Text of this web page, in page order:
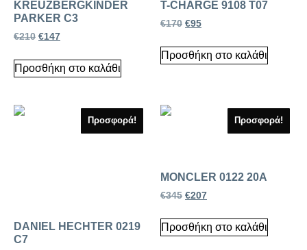
KREUZBERGKINDER
PARKER C3
€210 €147
Προσθήκη στο καλάθι
T-CHARGE 9108 T07
€170 €95
Προσθήκη στο καλάθι
Προσφορά!
DANIEL HECHTER 0219
C7
Προσφορά!
MONCLER 0122 20A
€345 €207
Προσθήκη στο καλάθι